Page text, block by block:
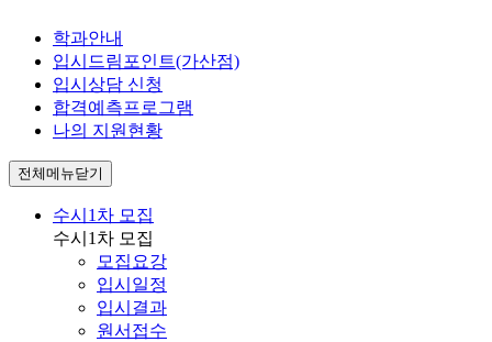
학과안내
입시드림포인트(가산점)
입시상담 신청
합격예측프로그램
나의 지원현황
전체메뉴닫기
수시1차 모집
수시1차 모집
모집요강
입시일정
입시결과
원서접수